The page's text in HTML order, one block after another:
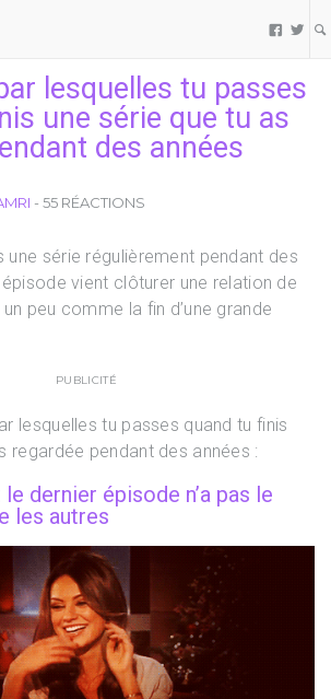
 
lesquelles tu passes
une série que tu as
des années
- 55 RÉACTIONS
une série régulièrement pendant des
vient clôturer une relation de
peu comme la fin d’une grande
PUBLICITÉ
lesquelles tu passes quand tu finis
regardée pendant des années :
dernier épisode n’a pas le
les autres